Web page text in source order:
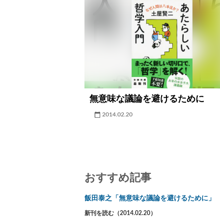
無意味な議論を避けるために
2014.02.20
おすすめ記事
飯田泰之「無意味な議論を避けるために」
新刊を読む（2014.02.20）